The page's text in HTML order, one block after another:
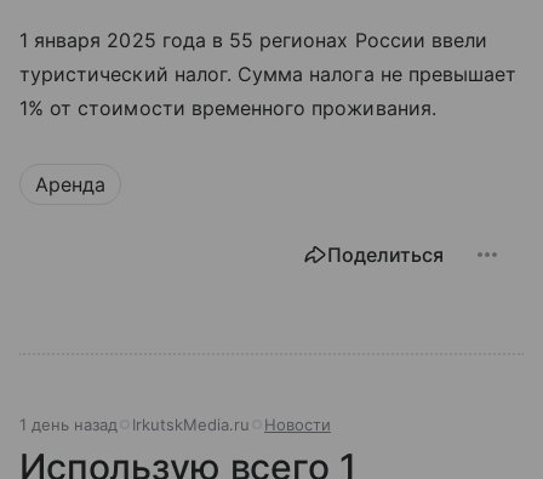
1 января 2025 года в 55 регионах России ввели
туристический налог. Сумма налога не превышает
1% от стоимости временного проживания.
Аренда
Поделиться
1 день назад IrkutskMedia.ru Новости
Использую всего 1